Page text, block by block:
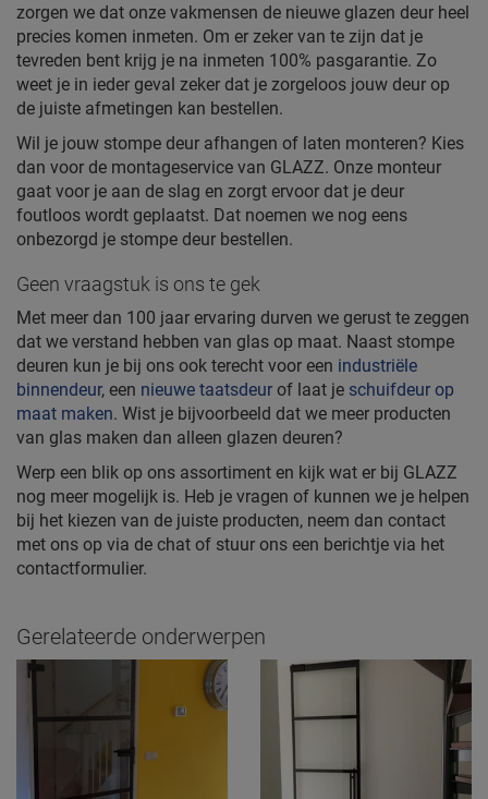
zorgen we dat onze vakmensen de nieuwe glazen deur heel
precies komen inmeten. Om er zeker van te zijn dat je
tevreden bent krijg je na inmeten 100% pasgarantie. Zo
weet je in ieder geval zeker dat je zorgeloos jouw deur op
de juiste afmetingen kan bestellen.
Wil je jouw stompe deur afhangen of laten monteren? Kies
dan voor de montageservice van GLAZZ. Onze monteur
gaat voor je aan de slag en zorgt ervoor dat je deur
foutloos wordt geplaatst. Dat noemen we nog eens
onbezorgd je stompe deur bestellen.
Geen vraagstuk is ons te gek
Met meer dan 100 jaar ervaring durven we gerust te zeggen
dat we verstand hebben van glas op maat. Naast stompe
deuren kun je bij ons ook terecht voor een industriële
binnendeur, een nieuwe taatsdeur of laat je schuifdeur op
maat maken. Wist je bijvoorbeeld dat we meer producten
van glas maken dan alleen glazen deuren?
Werp een blik op ons assortiment en kijk wat er bij GLAZZ
nog meer mogelijk is. Heb je vragen of kunnen we je helpen
bij het kiezen van de juiste producten, neem dan contact
met ons op via de chat of stuur ons een berichtje via het
contactformulier.
Gerelateerde onderwerpen